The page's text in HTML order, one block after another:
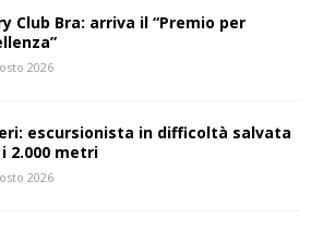
Club Bra: arriva il “Premio per
2026
escursionista in difficoltà salvata
2.000 metri
2026